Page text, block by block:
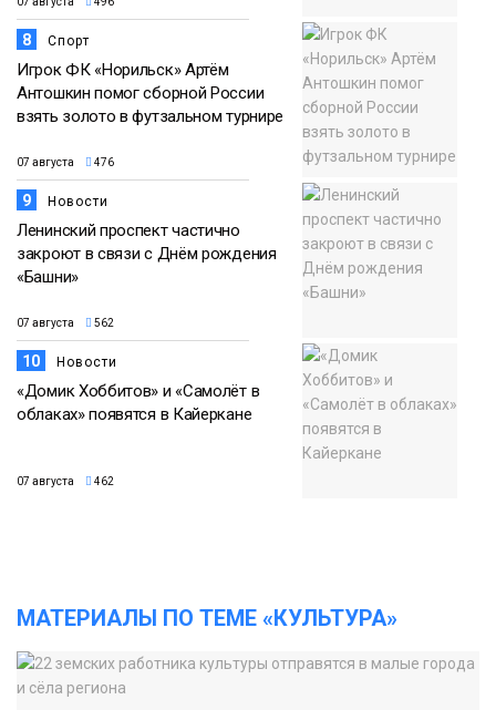
8 Спорт
Игрок ФК «Норильск» Артём
Антошкин помог сборной России
взять золото в футзальном турнире
07 августа 476
9 Новости
Ленинский проспект частично
закроют в связи с Днём рождения
«Башни»
07 августа 562
10 Новости
«Домик Хоббитов» и «Самолёт в
облаках» появятся в Кайеркане
07 августа 462
МАТЕРИАЛЫ ПО ТЕМЕ «КУЛЬТУРА»